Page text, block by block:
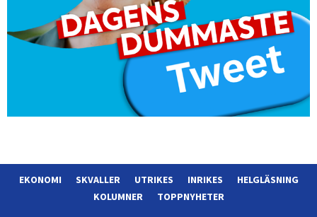
EKONOMI SKVALLER UTRIKES INRIKES
HELGLÄSNING
KOLUMNER
TOPPNYHETER